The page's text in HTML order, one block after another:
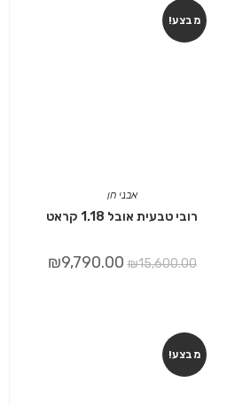
מבצע!
אבני חן
רובי טבעית אובל 1.18 קראט
₪15,600.00
₪9,790.00
מבצע!